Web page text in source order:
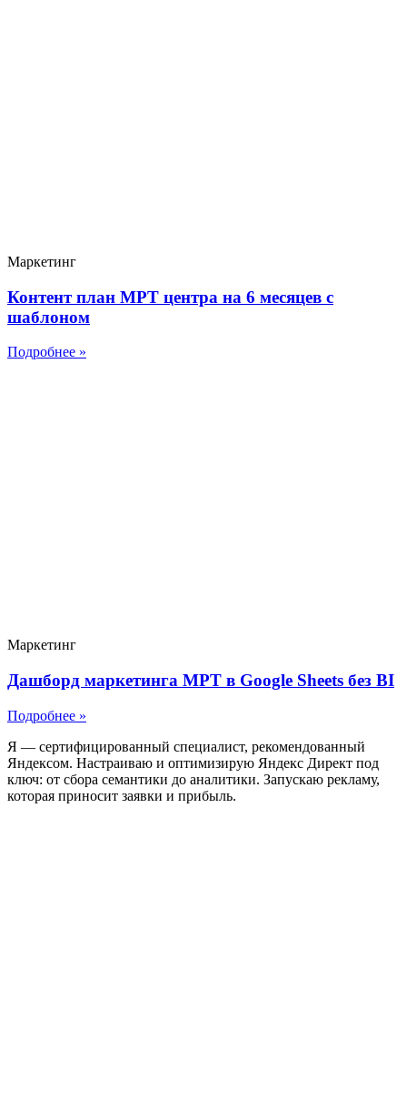
Маркетинг
Контент план МРТ центра на 6 месяцев с
шаблоном
Подробнее »
Маркетинг
Дашборд маркетинга МРТ в Google Sheets без BI
Подробнее »
Я — сертифицированный специалист, рекомендованный
Яндексом. Настраиваю и оптимизирую Яндекс Директ под
ключ: от сбора семантики до аналитики. Запускаю рекламу,
которая приносит заявки и прибыль.